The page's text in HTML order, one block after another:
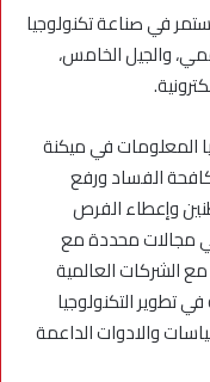
في صناعة تكنولوجيا
والجيل الخامس،
المعلومات في ميكنة
الفساد ورفع
وإعطاء الفرص
مجالات محددة مع
الشركات العالمية
تطوير التكنولوجيا
والادوات الداعمة